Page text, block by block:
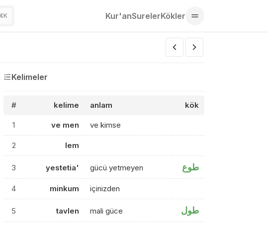
K Kur'anSurelerKökler
Kelimeler
# kelime anlam kök
1 ve men ve kimse
2 lem
3 yestetia' gücü yetmeyen طوع
4 minkum içinizden
5 tavlen mali güce طول